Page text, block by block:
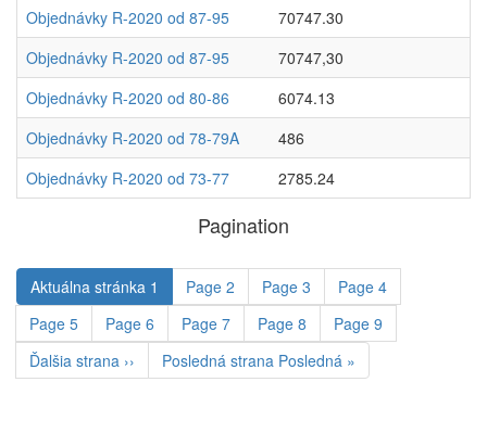
Objednávky R-2020 od 87-95
70747.30
Objednávky R-2020 od 87-95
70747,30
Objednávky R-2020 od 80-86
6074.13
Objednávky R-2020 od 78-79A
486
Objednávky R-2020 od 73-77
2785.24
Pagination
Aktuálna stránka 1 Page 2 Page 3 Page 4
Page 5 Page 6 Page 7 Page 8 Page 9
Ďalšia strana ›› Posledná strana Posledná »